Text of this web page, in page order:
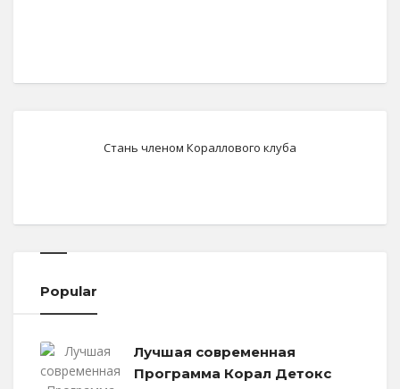
Стань членом Кораллового клуба
Popular
Лучшая современная
Программа Корал Детокс